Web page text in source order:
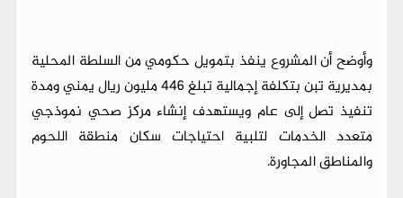
وأوضح أن المشروع ينفذ بتمويل حكومي من السلطة المحلية
بمديرية تبن بتكلفة إجمالية تبلغ 446 مليون ريال يمني ومدة
تنفيذ تصل إلى عام ويستهدف إنشاء مركز صحي نموذجي
متعدد الخدمات لتلبية احتياجات سكان منطقة اللحوم
والمناطق المجاورة.